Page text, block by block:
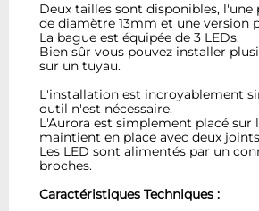
Deux tailles sont disponibles, l'une
de diamètre 13mm et une version
La bague est équipée de 3 LEDs.
Bien sûr vous pouvez installer
sur un tuyau.
L'installation est incroyablement
outil n'est nécessaire.
L'Aurora est simplement placé sur
maintient en place avec deux
Les LED sont alimentés par un
broches.
Caractéristiques Techniques :